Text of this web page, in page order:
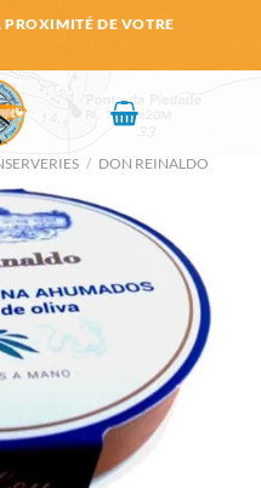
DE VOTRE
/ DON REINALDO